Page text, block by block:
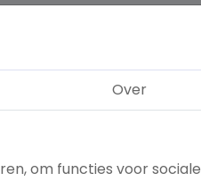
Over
om functies voor sociale